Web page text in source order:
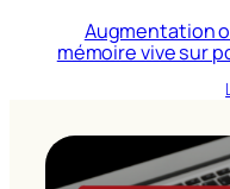
Augmentation
mémoire vive sur